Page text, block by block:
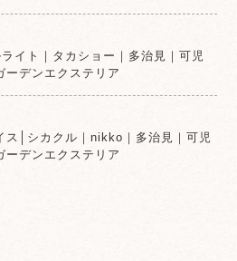
イト｜タカショー｜多治見｜可児
ーデンエクステリア
ス│シカクル｜nikko｜多治見｜可児
ーデンエクステリア